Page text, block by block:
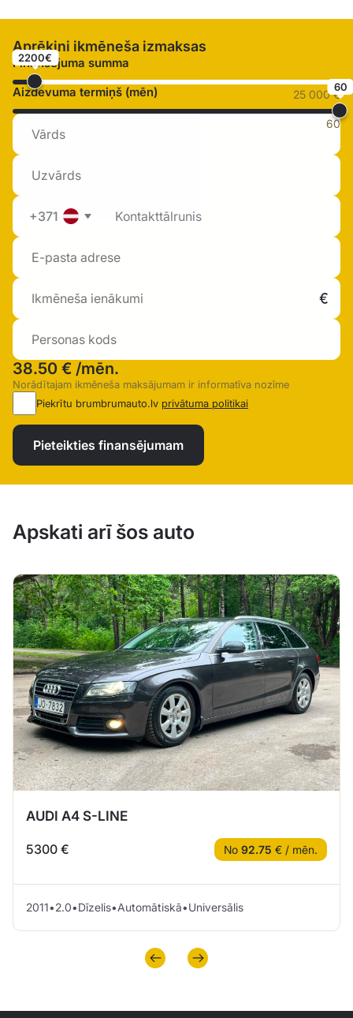
Aprēķini ikmēneša izmaksas
Finansējuma summa
2200€
25 000 €
Aizdevuma termiņš (mēn) 60
60
+371
38.50 € /mēn.
Norādītajam ikmēneša maksājumam ir informatīva nozīme
Piekrītu brumbrumauto.lv privātuma politikai
Pieteikties finansējumam
Apskati arī šos auto
AUDI A4 S-LINE
5300 € No 92.75 € / mēn.
2011•2.0•Dīzelis•Automātiskā•Universālis